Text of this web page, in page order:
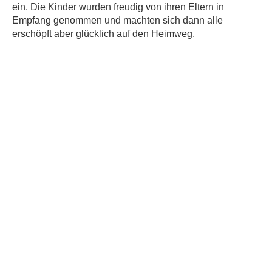
ein. Die Kinder wurden freudig von ihren Eltern in
Empfang genommen und machten sich dann alle
erschöpft aber glücklich auf den Heimweg.